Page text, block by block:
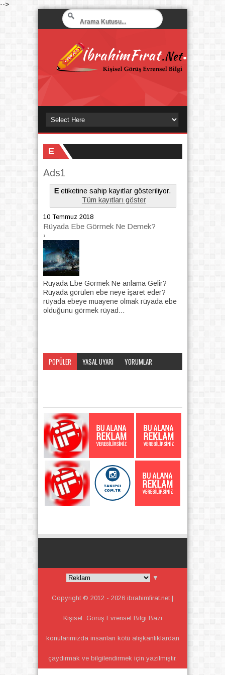
-->
E
Ads1
Eetiketine sahip kayıtlar gösteriliyor.
Tüm kayıtları göster
10 Temmuz 2018
Rüyada Ebe Görmek Ne Demek?
›
Rüyada Ebe Görmek Ne anlama Gelir?
Rüyada görülen ebe neye işaret eder?
rüyada ebeye muayene olmak rüyada ebe
olduğunu görmek rüyad...
POPÜLER YASAL UYARI
YORUMLAR
▼
Copyright © 2012 - 2026 ibrahimfirat.net |
KişiseL Görüş Evrensel Bilgi Bazı
konularımızda insanları kötü alışkanlıklardan
çaydırmak ve bilgilendirmek için yazılmıştır.